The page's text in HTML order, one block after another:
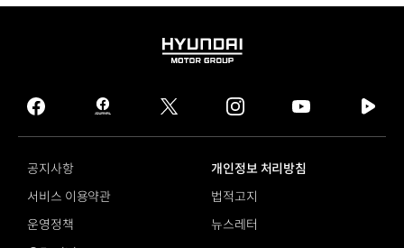
HYUNDAI
GROUP
facebook
hmg
journal
twitter instagram
tv
공지사항
개인정보 처리방침
서비스 이용약관
법적고지
운영정책
뉴스레터